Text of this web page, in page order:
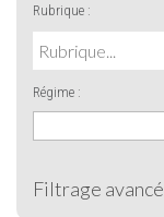
Rubrique :
Régime :
Filtrage avancé